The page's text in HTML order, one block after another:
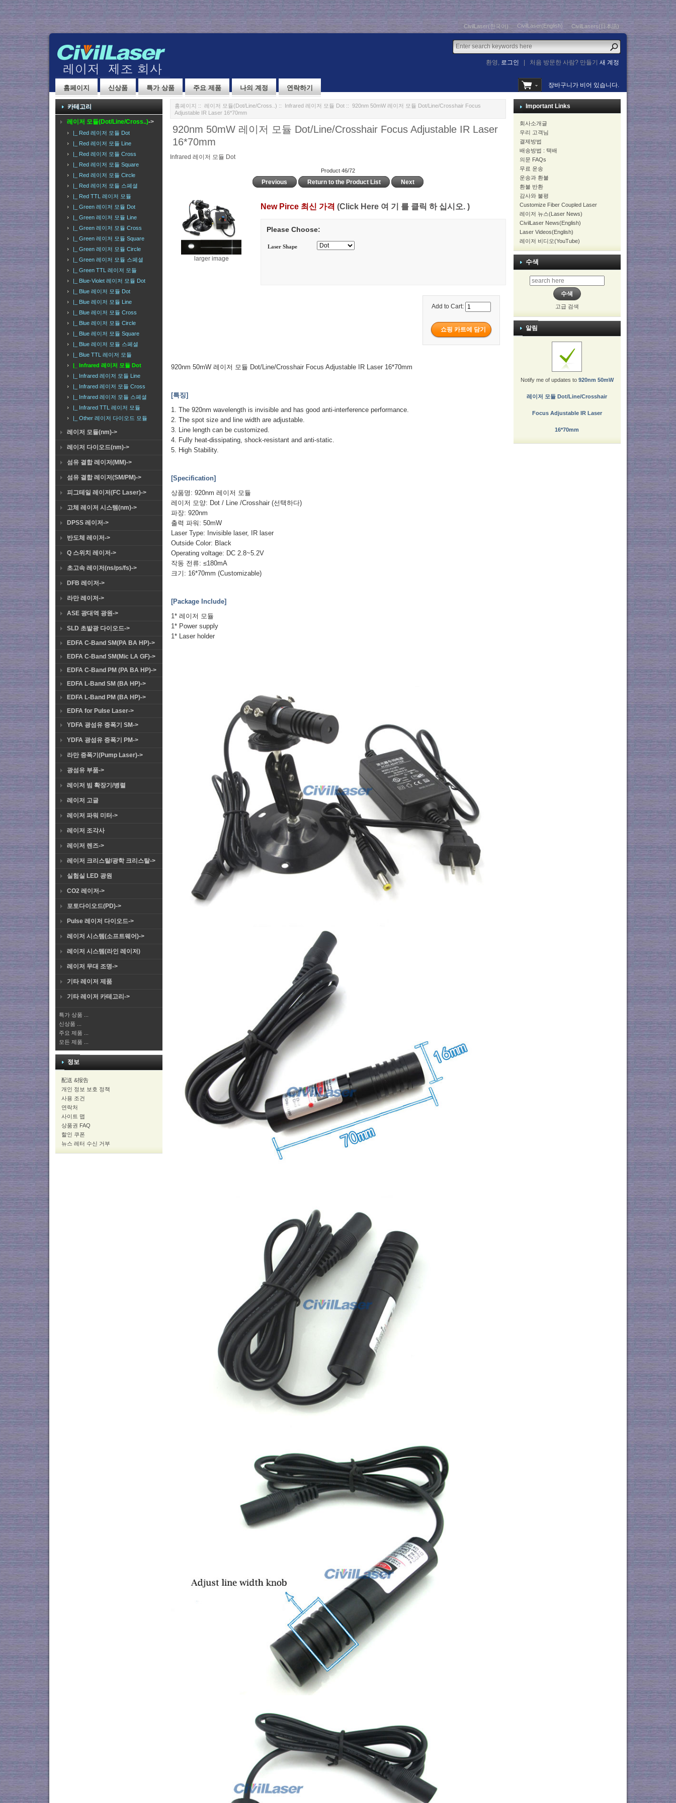
CivilLaser(한국어) CivilLaser(English) CivilLasers(日本語)
환영, 로그인 처음 방문한 사람? 만들기새 계정
홈페이지 신상품 특가 상품 주요 제품 나의 계정 연락하기 장바구니가 비어 있습니다.
카테고리
레이저 모듈(Dot/Line/Cross..)->
|_ Red 레이저 모듈 Dot
|_ Red 레이저 모듈 Line
|_ Red 레이저 모듈 Cross
|_ Red 레이저 모듈 Square
|_ Red 레이저 모듈 Circle
|_ Red 레이저 모듈 스페셜
|_ Red TTL 레이저 모듈
|_ Green 레이저 모듈 Dot
|_ Green 레이저 모듈 Line
|_ Green 레이저 모듈 Cross
|_ Green 레이저 모듈 Square
|_ Green 레이저 모듈 Circle
|_ Green 레이저 모듈 스페셜
|_ Green TTL 레이저 모듈
|_ Blue-Violet 레이저 모듈 Dot
|_ Blue 레이저 모듈 Dot
|_ Blue 레이저 모듈 Line
|_ Blue 레이저 모듈 Cross
|_ Blue 레이저 모듈 Circle
|_ Blue 레이저 모듈 Square
|_ Blue 레이저 모듈 스페셜
|_ Blue TTL 레이저 모듈
|_ Infrared 레이저 모듈 Dot
|_ Infrared 레이저 모듈 Line
|_ Infrared 레이저 모듈 Cross
|_ Infrared 레이저 모듈 스페셜
|_ Infrared TTL 레이저 모듈
|_ Other 레이저 다이오드 모듈
레이저 모듈(nm)->
레이저 다이오드(nm)->
섬유 결합 레이저(MM)->
섬유 결합 레이저(SM/PM)->
피그테일 레이저(FC Laser)->
고체 레이저 시스템(nm)->
DPSS 레이저->
반도체 레이저->
Q 스위치 레이저->
초고속 레이저(ns/ps/fs)->
DFB 레이저->
라만 레이저->
ASE 광대역 광원->
SLD 초발광 다이오드->
EDFA C-Band SM(PA BA HP)->
EDFA C-Band SM(Mic LA GF)->
EDFA C-Band PM (PA BA HP)->
EDFA L-Band SM (BA HP)->
EDFA L-Band PM (BA HP)->
EDFA for Pulse Laser->
YDFA 광섬유 증폭기 SM->
YDFA 광섬유 증폭기 PM->
라만 증폭기(Pump Laser)->
광섬유 부품->
레이저 빔 확장기/병렬
레이저 고글
레이저 파워 미터->
레이저 조각사
레이저 렌즈->
레이저 크리스탈/광학 크리스탈->
실험실 LED 광원
CO2 레이저->
포토다이오드(PD)->
Pulse 레이저 다이오드->
레이저 시스템(소프트웨어)->
레이저 시스템(라인 레이저)
레이저 무대 조명->
기타 레이저 제품
기타 레이저 카테고리->
특가 상품 ...
신상품 ...
주요 제품 ...
모든 제품 ...
정보
配送 &报告
개인 정보 보호 정책
사용 조건
연락처
사이트 맵
상품권 FAQ
할인 쿠폰
뉴스 레터 수신 거부
홈페이지 :: 레이저 모듈(Dot/Line/Cross..) :: Infrared 레이저 모듈 Dot:: 920nm 50mW 레이저 모듈 Dot/Line/Crosshair Focus
Adjustable IR Laser 16*70mm
920nm 50mW 레이저 모듈 Dot/Line/Crosshair Focus Adjustable IR Laser
16*70mm
Infrared 레이저 모듈 Dot
Product 46/72
Previous Return to the Product List Next
larger image
New Pirce 최신 가격 (Click Here 여 기 를 클릭 하 십시오. )
Please Choose:
Laser Shape
Add to Cart:
920nm 50mW 레이저 모듈 Dot/Line/Crosshair Focus Adjustable IR Laser 16*70mm
[특징]
1. The 920nm wavelength is invisible and has good anti-interference performance.
2. The spot size and line width are adjustable.
3. Line length can be customized.
4. Fully heat-dissipating, shock-resistant and anti-static.
5. High Stability.
[Specification]
상품명: 920nm 레이저 모듈
레이저 모양: Dot / Line /Crosshair (선택하다)
파장: 920nm
출력 파워: 50mW
Laser Type: Invisible laser, IR laser
Outside Color: Black
Operating voltage: DC 2.8~5.2V
작동 전류: ≤180mA
크기: 16*70mm (Customizable)
[Package Include]
1* 레이저 모듈
1* Power supply
1* Laser holder
Important Links
회사소개글
우리 고객님
결제방법
배송방법 : 택배
의문 FAQs
무료 운송
운송과 환불
환불 반환
감사와 불평
Customize Fiber Coupled Laser
레이저 뉴스(Laser News)
CivilLaser News(English)
Laser Videos(English)
레이저 비디오(YouTube)
수색
고급 검색
알림
Notify me of updates to 920nm 50mW
레이저 모듈 Dot/Line/Crosshair
Focus Adjustable IR Laser
16*70mm